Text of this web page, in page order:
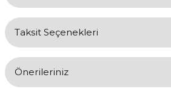
Taksit Seçenekleri
Önerileriniz